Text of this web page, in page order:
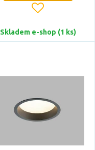
Skladem e-shop (1 ks)